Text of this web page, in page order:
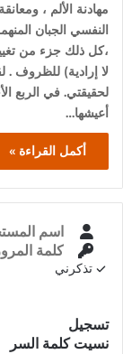
مهادنة الألم ،
النفسي الجبان
لا إرادية) للظروف .
أعيشها…
أكمل القراءة »
تذكرني
تسجيل
نسيت كلمة السر